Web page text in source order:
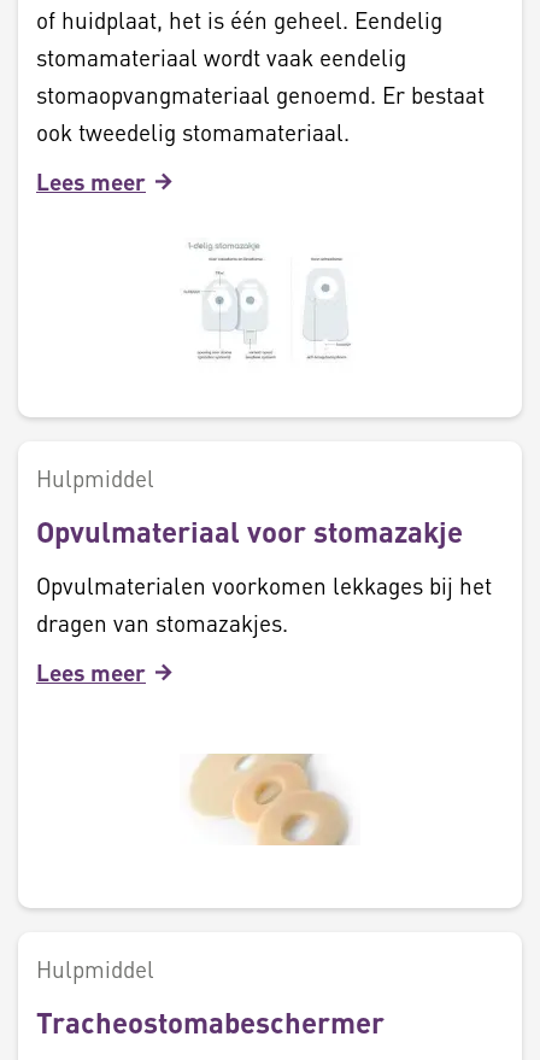
of huidplaat, het is één geheel. Eendelig
stomamateriaal wordt vaak eendelig
stomaopvangmateriaal genoemd. Er bestaat
ook tweedelig stomamateriaal.
Lees meer
Hulpmiddel
Opvulmateriaal voor stomazakje
Opvulmaterialen voorkomen lekkages bij het
dragen van stomazakjes.
Lees meer
Hulpmiddel
Tracheostomabeschermer